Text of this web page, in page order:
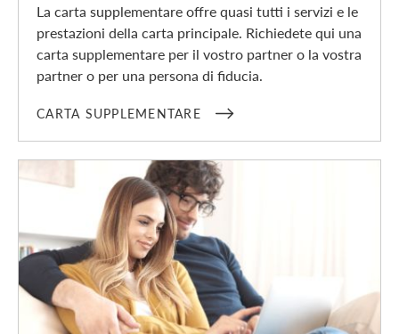
La carta supplementare offre quasi tutti i servizi e le
prestazioni della carta principale. Richiedete qui una
carta supplementare per il vostro partner o la vostra
partner o per una persona di fiducia.
CARTA SUPPLEMENTARE